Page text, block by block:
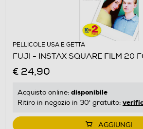
PELLICOLE USA E GETTA
FUJI - INSTAX SQUARE FILM 20
€ 24,90
Acquisto online: disponibile
Ritiro in negozio in 30' gratuito:
AGGIUNGI